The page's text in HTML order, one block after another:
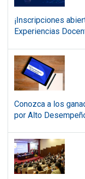
¡Inscripciones
Experiencias
Conozca a los
por Alto